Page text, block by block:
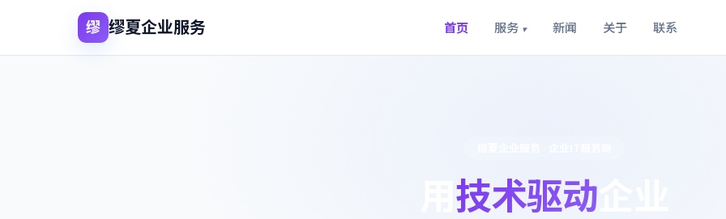
缪 缪夏企业服务 首页 服务 ▾ 新闻 关于 联系
技术驱动